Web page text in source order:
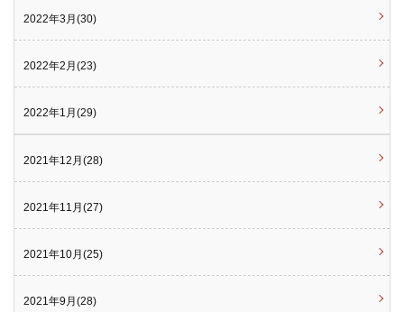
2022年3月(30)
2022年2月(23)
2022年1月(29)
2021年12月(28)
2021年11月(27)
2021年10月(25)
2021年9月(28)